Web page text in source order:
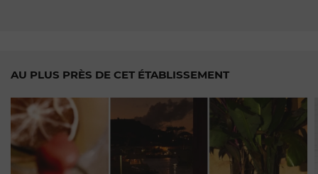
AU PLUS PRÈS DE CET ÉTABLISSEMENT